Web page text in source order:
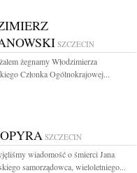
SZCZECIN
żegnamy Włodzimierza
Członka Ogólnokrajowej...
SZCZECIN
wiadomość o śmierci Jana
samorządowca, wieloletniego...